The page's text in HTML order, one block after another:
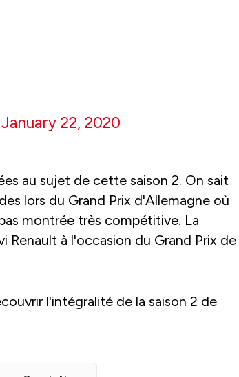
January 22, 2020
au sujet de cette saison 2. On sait
lors du Grand Prix d'Allemagne où
montrée très compétitive. La
Renault à l'occasion du Grand Prix de
l'intégralité de la saison 2 de